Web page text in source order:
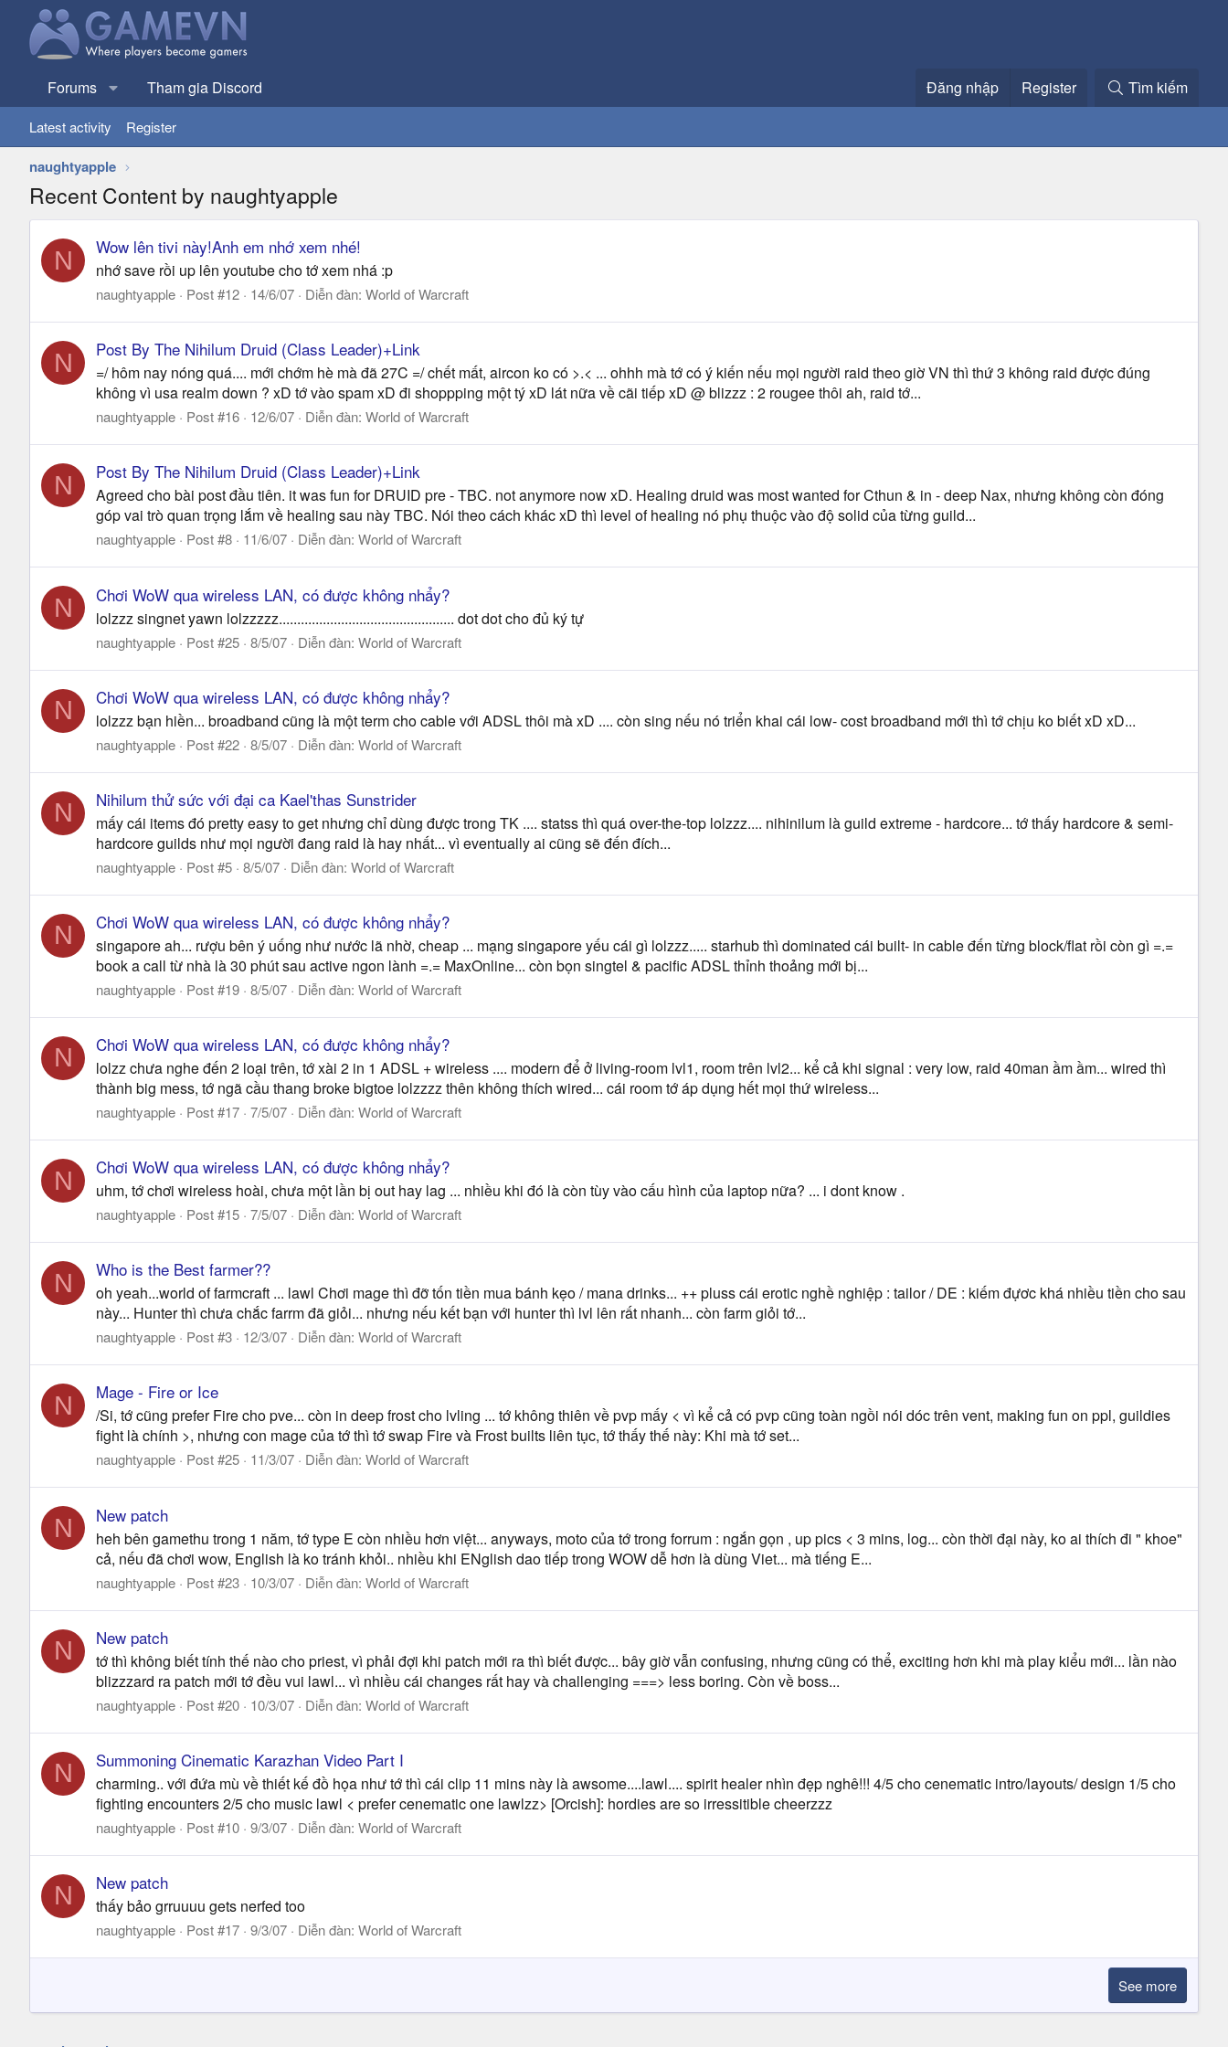
Forums Tham gia Discord Đăng nhập Register Tìm kiếm
Latest activity Register
naughtyapple
Recent Content by naughtyapple
N Wow lên tivi này!Anh em nhớ xem nhé!
nhớ save rồi up lên youtube cho tớ xem nhá :p
naughtyapple Post #12 14/6/07 Diễn đàn: World of Warcraft
N Post By The Nihilum Druid (Class Leader)+Link
=/ hôm nay nóng quá.... mới chớm hè mà đã 27C =/ chết mất, aircon ko có >.< ... ohhh mà tớ có ý kiến nếu mọi người raid theo giờ VN thì thứ 3 không raid được đúng
không vì usa realm down ? xD tớ vào spam xD đi shoppping một tý xD lát nữa về cãi tiếp xD @ blizzz : 2 rougee thôi ah, raid tớ...
naughtyapple Post #16 12/6/07 Diễn đàn: World of Warcraft
N Post By The Nihilum Druid (Class Leader)+Link
Agreed cho bài post đầu tiên. it was fun for DRUID pre - TBC. not anymore now xD. Healing druid was most wanted for Cthun & in - deep Nax, nhưng không còn đóng
góp vai trò quan trọng lắm về healing sau này TBC. Nói theo cách khác xD thì level of healing nó phụ thuộc vào độ solid của từng guild...
naughtyapple Post #8 11/6/07 Diễn đàn: World of Warcraft
N Chơi WoW qua wireless LAN, có được không nhẩy?
lolzzz singnet yawn lolzzzzz................................................ dot dot cho đủ ký tự
naughtyapple Post #25 8/5/07 Diễn đàn: World of Warcraft
N Chơi WoW qua wireless LAN, có được không nhẩy?
lolzzz bạn hiền... broadband cũng là một term cho cable với ADSL thôi mà xD .... còn sing nếu nó triển khai cái low- cost broadband mới thì tớ chịu ko biết xD xD...
naughtyapple Post #22 8/5/07 Diễn đàn: World of Warcraft
N Nihilum thử sức với đại ca Kael'thas Sunstrider
mấy cái items đó pretty easy to get nhưng chỉ dùng được trong TK .... statss thì quá over-the-top lolzzz.... nihinilum là guild extreme - hardcore... tớ thấy hardcore & semi-
hardcore guilds như mọi người đang raid là hay nhất... vì eventually ai cũng sẽ đến đích...
naughtyapple Post #5 8/5/07 Diễn đàn: World of Warcraft
N Chơi WoW qua wireless LAN, có được không nhẩy?
singapore ah... rượu bên ý uống như nước lã nhờ, cheap ... mạng singapore yếu cái gì lolzzz..... starhub thì dominated cái built- in cable đến từng block/flat rồi còn gì =.=
book a call từ nhà là 30 phút sau active ngon lành =.= MaxOnline... còn bọn singtel & pacific ADSL thỉnh thoảng mới bị...
naughtyapple Post #19 8/5/07 Diễn đàn: World of Warcraft
N Chơi WoW qua wireless LAN, có được không nhẩy?
lolzz chưa nghe đến 2 loại trên, tớ xài 2 in 1 ADSL + wireless .... modern để ở living-room lvl1, room trên lvl2... kể cả khi signal : very low, raid 40man ầm ầm... wired thì
thành big mess, tớ ngã cầu thang broke bigtoe lolzzzz thên không thích wired... cái room tớ áp dụng hết mọi thứ wireless...
naughtyapple Post #17 7/5/07 Diễn đàn: World of Warcraft
N Chơi WoW qua wireless LAN, có được không nhẩy?
uhm, tớ chơi wireless hoài, chưa một lần bị out hay lag ... nhiều khi đó là còn tùy vào cấu hình của laptop nữa? ... i dont know .
naughtyapple Post #15 7/5/07 Diễn đàn: World of Warcraft
N Who is the Best farmer??
oh yeah...world of farmcraft ... lawl Chơi mage thì đỡ tốn tiền mua bánh kẹo / mana drinks... ++ pluss cái erotic nghề nghiệp : tailor / DE : kiếm đựơc khá nhiều tiền cho sau
này... Hunter thì chưa chắc farrm đã giỏi... nhưng nếu kết bạn với hunter thì lvl lên rất nhanh... còn farm giỏi tớ...
naughtyapple Post #3 12/3/07 Diễn đàn: World of Warcraft
N Mage - Fire or Ice
/Si, tớ cũng prefer Fire cho pve... còn in deep frost cho lvling ... tớ không thiên về pvp mấy < vì kể cả có pvp cũng toàn ngồi nói dóc trên vent, making fun on ppl, guildies
fight là chính >, nhưng con mage của tớ thì tớ swap Fire và Frost builts liên tục, tớ thấy thế này: Khi mà tớ set...
naughtyapple Post #25 11/3/07 Diễn đàn: World of Warcraft
N New patch
heh bên gamethu trong 1 năm, tớ type E còn nhiều hơn việt... anyways, moto của tớ trong forrum : ngắn gọn , up pics < 3 mins, log... còn thời đại này, ko ai thích đi " khoe"
cả, nếu đã chơi wow, English là ko tránh khỏi.. nhiều khi ENglish dao tiếp trong WOW dễ hơn là dùng Viet... mà tiếng E...
naughtyapple Post #23 10/3/07 Diễn đàn: World of Warcraft
N New patch
tớ thì không biết tính thế nào cho priest, vì phải đợi khi patch mới ra thì biết được... bây giờ vẫn confusing, nhưng cũng có thể, exciting hơn khi mà play kiểu mới... lần nào
blizzzard ra patch mới tớ đều vui lawl... vì nhiều cái changes rất hay và challenging ===> less boring. Còn về boss...
naughtyapple Post #20 10/3/07 Diễn đàn: World of Warcraft
N Summoning Cinematic Karazhan Video Part I
charming.. với đứa mù về thiết kế đồ họa như tớ thì cái clip 11 mins này là awsome....lawl.... spirit healer nhìn đẹp nghê!!! 4/5 cho cenematic intro/layouts/ design 1/5 cho
fighting encounters 2/5 cho music lawl < prefer cenematic one lawlzz> [Orcish]: hordies are so irressitible cheerzzz
naughtyapple Post #10 9/3/07 Diễn đàn: World of Warcraft
N New patch
thấy bảo grruuuu gets nerfed too
naughtyapple Post #17 9/3/07 Diễn đàn: World of Warcraft
See more